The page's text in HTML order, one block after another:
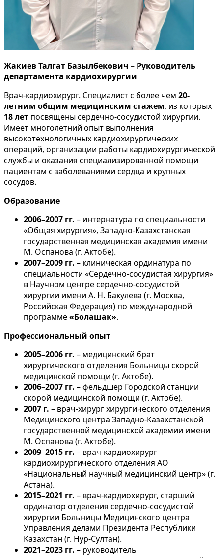
Жакиев Талгат Базылбекович – Руководитель
департамента кардиохирургии
Врач-кардиохирург. Специалист с более чем 20-
летним общим медицинским стажем, из которых
18 лет посвящены сердечно-сосудистой хирургии.
Имеет многолетний опыт выполнения
высокотехнологичных кардиохирургических
операций, организации работы кардиохирургической
службы и оказания специализированной помощи
пациентам с заболеваниями сердца и крупных
сосудов.
Образование
2006–2007 гг. – интернатура по специальности
«Общая хирургия», Западно-Казахстанская
государственная медицинская академия имени
М. Оспанова (г. Актобе).
2007–2009 гг. – клиническая ординатура по
специальности «Сердечно-сосудистая хирургия»
в Научном центре сердечно-сосудистой
хирургии имени А. Н. Бакулева (г. Москва,
Российская Федерация) по международной
программе«Болашак».
Профессиональный опыт
2005–2006 гг. – медицинский брат
хирургического отделения Больницы скорой
медицинской помощи (г. Актобе).
2006–2007 гг. – фельдшер Городской станции
скорой медицинской помощи (г. Актобе).
2007 г. – врач-хирург хирургического отделения
Медицинского центра Западно-Казахстанской
государственной медицинской академии имени
М. Оспанова (г. Актобе).
2009–2015 гг. – врач-кардиохирург
кардиохирургического отделения АО
«Национальный научный медицинский центр» (г.
Астана).
2015–2021 гг. – врач-кардиохирург, старший
ординатор отделения сердечно-сосудистой
хирургии Больницы Медицинского центра
Управления делами Президента Республики
Казахстан (г. Нур-Султан).
2021–2023 гг. – руководитель